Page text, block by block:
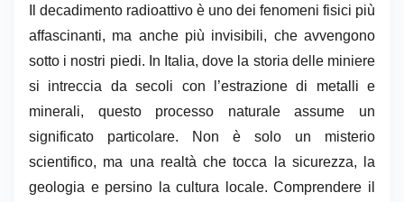
Il decadimento radioattivo è uno dei fenomeni fisici più
affascinanti, ma anche più invisibili, che avvengono
sotto i nostri piedi. In Italia, dove la storia delle miniere
si intreccia da secoli con l’estrazione di metalli e
minerali, questo processo naturale assume un
significato particolare. Non è solo un misterio
scientifico, ma una realtà che tocca la sicurezza, la
geologia e persino la cultura locale. Comprendere il